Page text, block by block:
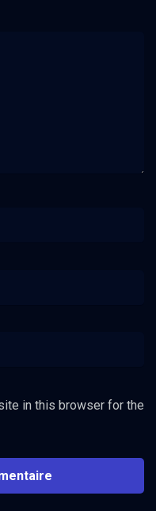
in this browser for the